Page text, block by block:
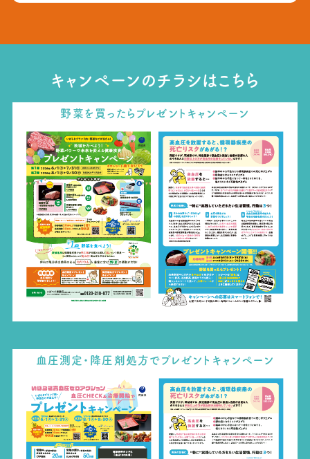
キャンペーンのチラシはこちら
野菜を買ったらプレゼントキャンペーン
血圧測定・降圧剤処方でプレゼントキャンペーン